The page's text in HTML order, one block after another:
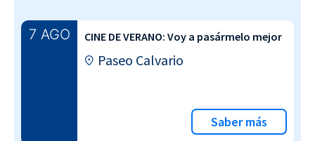
7 AGO CINE DE VERANO: Voy a pasármelo mejor
Paseo Calvario
Saber más